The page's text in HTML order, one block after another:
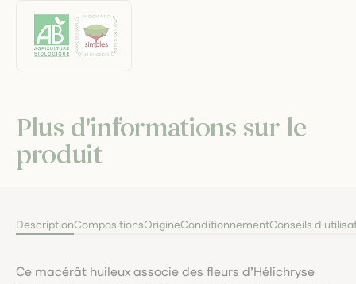
Plus d'informations sur le
produit
DescriptionCompositionsOrigineConditionnementConseils
Ce macérât huileux associe des fleurs d’Hélichryse